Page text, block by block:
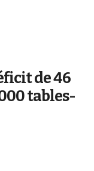
de 46
tables-